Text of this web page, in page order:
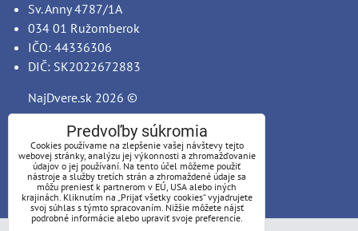
Sv. Anny 4787/1A
034 01 Ružomberok
IČO: 44336306
DIČ: SK2022672883
NajDvere.sk 2026 ©
Predvoľby súkromia
Cookies používame na zlepšenie vašej návštevy tejto
webovej stránky, analýzu jej výkonnosti a zhromažďovanie
údajov o jej používaní. Na tento účel môžeme použiť
nástroje a služby tretích strán a zhromaždené údaje sa
môžu preniesť k partnerom v EÚ, USA alebo iných
krajinách. Kliknutím na „Prijať všetky cookies“ vyjadrujete
svoj súhlas s týmto spracovaním. Nižšie môžete nájsť
podrobné informácie alebo upraviť svoje preferencie.